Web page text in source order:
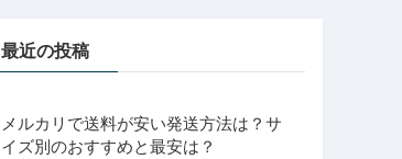
最近の投稿
メルカリで送料が安い発送方法は？サ
イズ別のおすすめと最安は？